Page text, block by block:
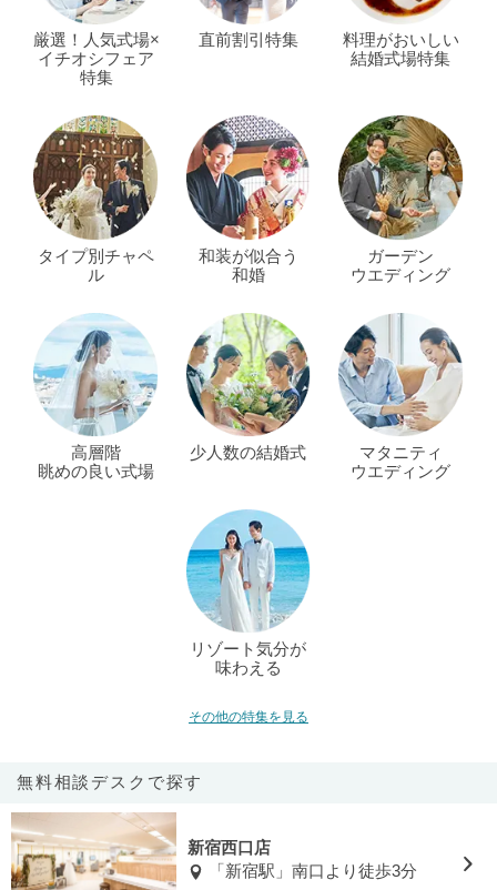
厳選！人気式場×
イチオシフェア
特集
直前割引特集
料理がおいしい
結婚式場特集
タイプ別チャペ
ル
和装が似合う
和婚
ガーデン
ウエディング
高層階
眺めの良い式場
少人数の結婚式
マタニティ
ウエディング
リゾート気分が
味わえる
その他の特集を見る
無料相談デスクで探す
新宿西口店
「新宿駅」南口より徒歩3分